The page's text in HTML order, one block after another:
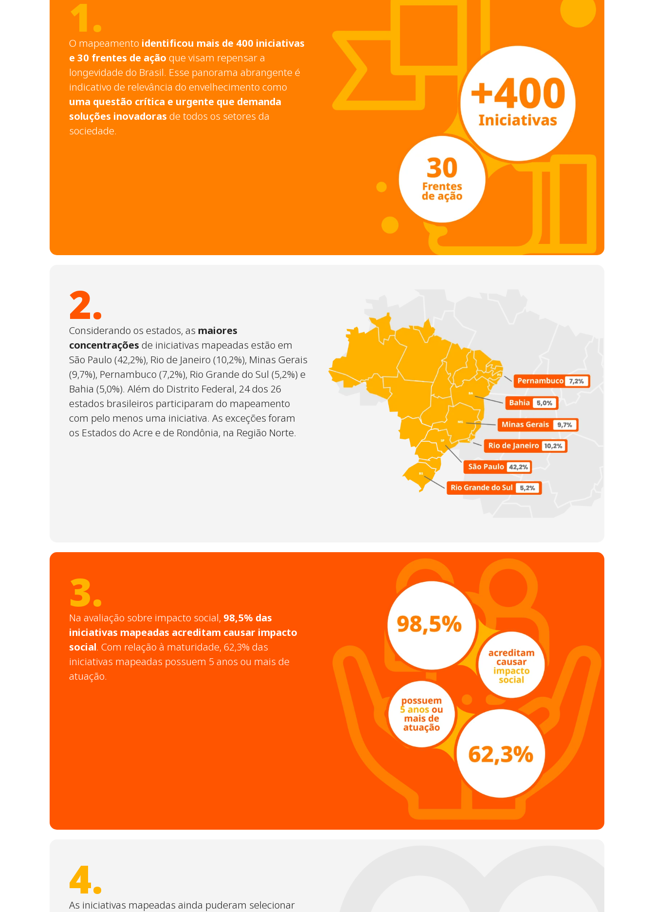
1.
O mapeamento identificou mais de 400 iniciativas
e 30 frentes de ação que visam repensar a
longevidade do Brasil. Esse panorama abrangente é
indicativo de relevância do envelhecimento como
uma questão crítica e urgente que demanda
soluções inovadoras de todos os setores da
sociedade.
2.
Considerando os estados, as maiores
concentrações de iniciativas mapeadas estão em
São Paulo (42,2%), Rio de Janeiro (10,2%), Minas Gerais
(9,7%), Pernambuco (7,2%), Rio Grande do Sul (5,2%) e
Bahia (5,0%). Além do Distrito Federal, 24 dos 26
estados brasileiros participaram do mapeamento
com pelo menos uma iniciativa. As exceções foram
os Estados do Acre e de Rondônia, na Região Norte.
3.
Na avaliação sobre impacto social, 98,5% das
iniciativas mapeadas acreditam causar impacto
social. Com relação à maturidade, 62,3% das
iniciativas mapeadas possuem 5 anos ou mais de
atuação.
4.
As iniciativas mapeadas ainda puderam selecionar